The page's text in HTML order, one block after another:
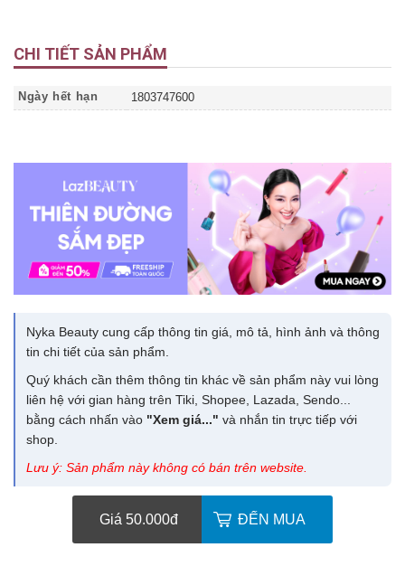
CHI TIẾT SẢN PHẨM
Ngày hết hạn 1803747600
Nyka Beauty cung cấp thông tin giá, mô tả, hình ảnh và thông
tin chi tiết của sản phẩm.
Quý khách cần thêm thông tin khác về sản phẩm này vui lòng
liên hệ với gian hàng trên Tiki, Shopee, Lazada, Sendo...
bằng cách nhấn vào "Xem giá..." và nhắn tin trực tiếp với
shop.
Lưu ý: Sản phẩm này không có bán trên website.
Giá 50.000đ ĐẾN MUA